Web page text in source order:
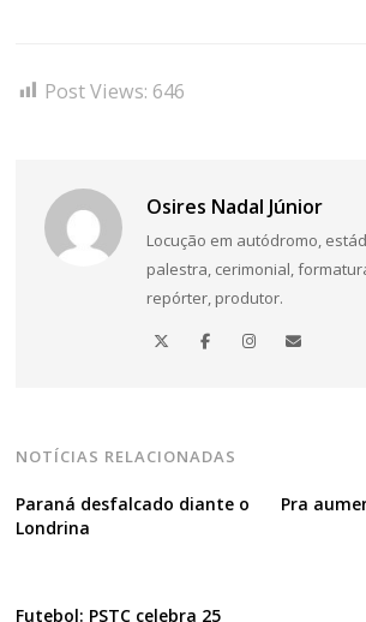
Post Views: 646
Osires Nadal Júnior
Locução em autódromo,
palestra, cerimonial,
repórter, produtor.
NOTÍCIAS RELACIONADAS
Paraná desfalcado diante o
Londrina
Pra
Futebol: PSTC celebra 25